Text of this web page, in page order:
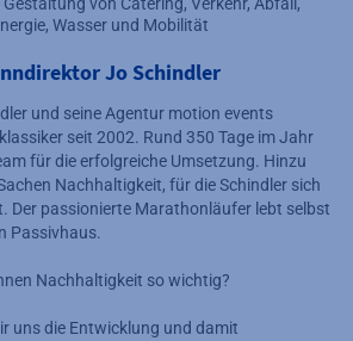
von Catering, Verkehr, Abfall,
Wasser und Mobilität
Jo Schindler
und seine Agentur motion events
seit 2002. Rund 350 Tage im Jahr
für die erfolgreiche Umsetzung. Hinzu
Nachhaltigkeit, für die Schindler sich
Der passionierte Marathonläufer lebt selbst
Passivhaus.
Nachhaltigkeit so wichtig?
uns die Entwicklung und damit